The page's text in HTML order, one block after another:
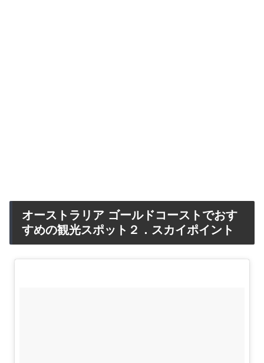
オーストラリア ゴールドコーストでおす
すめの観光スポット２．スカイポイント